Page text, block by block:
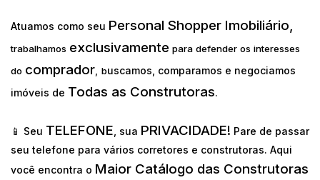
Atuamos como seu Personal Shopper Imobiliário,
trabalhamos exclusivamente para defender os interesses
do comprador, buscamos, comparamos e negociamos
imóveis de Todas as Construtoras.
📱 Seu TELEFONE , sua PRIVACIDADE! Pare de passar
seu telefone para vários corretores e construtoras. Aqui
você encontra o Maior Catálogo das Construtoras